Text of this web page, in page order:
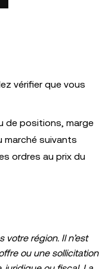
vérifier que vous
de positions, marge
marché suivants
ordres au prix du
région. Il n’est
ou une sollicitation